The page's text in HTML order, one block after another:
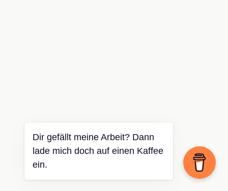
Dir gefällt meine Arbeit? Dann
lade mich doch auf einen Kaffee
ein.